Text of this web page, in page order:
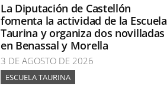
La Diputación de Castellón
fomenta la actividad de la Escuela
Taurina y organiza dos novilladas
en Benassal y Morella
3 DE AGOSTO DE 2026
ESCUELA TAURINA